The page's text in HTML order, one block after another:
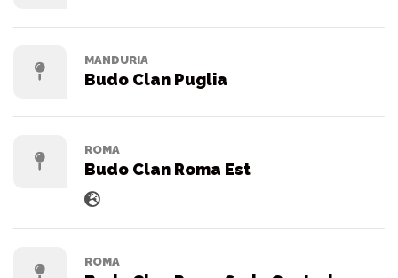
MANDURIA
Budo Clan Puglia
ROMA
Budo Clan Roma Est
ROMA